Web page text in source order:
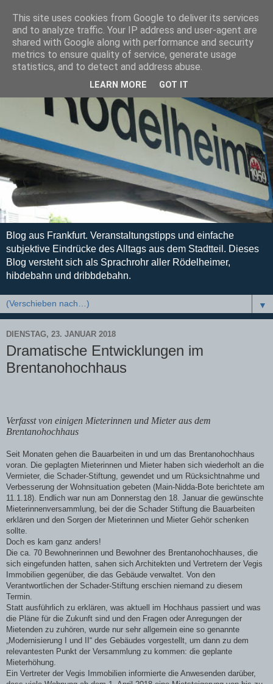
Blog aus Frankfurt. Veranstaltungstipps und einfache
subjektive Eindrücke des Alltags aus dem Stadtteil. Dieses
Blog versteht sich als Sprachrohr aller Rödelheimer,
hibdebahn und dribbdebahn.
▼
DIENSTAG, 23. JANUAR 2018
Dramatische Entwicklungen im
Brentanohochhaus
Verfasst von einigen Mieterinnen und Mieter aus dem
Brentanohochhaus
Seit Monaten gehen die Bauarbeiten in und um das Brentanohochhaus
voran. Die geplagten Mieterinnen und Mieter haben sich wiederholt an die
Vermieter, die Schader-Stiftung, gewendet und um Rücksichtnahme und
Verbesserung der Wohnsituation gebeten (Main-Nidda-Bote berichtete am
11.1.18). Endlich war nun am Donnerstag den 18. Januar die gewünschte
Mieterinnenversammlung, bei der die Schader Stiftung die Bauarbeiten
erklären und den Sorgen der Mieterinnen und Mieter Gehör schenken
sollte.
Doch es kam ganz anders!
Die ca. 70 Bewohnerinnen und Bewohner des Brentanohochhauses, die
sich eingefunden hatten, sahen sich Architekten und Vertretern der Vegis
Immobilien gegenüber, die das Gebäude verwaltet. Von den
Verantwortlichen der Schader-Stiftung erschien niemand zu diesem
Termin.
Statt ausführlich zu erklären, was aktuell im Hochhaus passiert und was
die Pläne für die Zukunft sind und den Fragen oder Anregungen der
Mietenden zu zuhören, wurde nur sehr allgemein eine so genannte
„Modernisierung I und II“ des Gebäudes vorgestellt, um dann zu dem
relevantesten Punkt der Versammlung zu kommen: die geplante
Mieterhöhung.
Ein Vertreter der Vegis Immobilien informierte die Anwesenden darüber,
This site uses cookies from Google to deliver its services
and to analyze traffic. Your IP address and user-agent are
shared with Google along with performance and security
metrics to ensure quality of service, generate usage
statistics, and to detect and address abuse.
LEARN MORE GOT IT